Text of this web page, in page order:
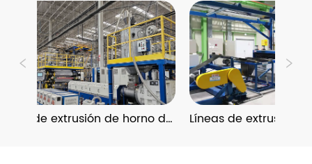
de extrusión de horno de Líneas de extrusión